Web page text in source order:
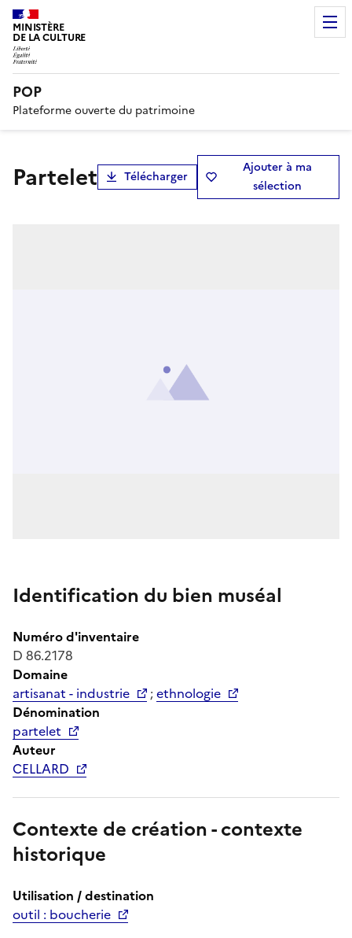
MINISTÈRE
DE LA CULTURE
POP
Plateforme ouverte du patrimoine
partelet Télécharger
Ajouter à ma
sélection
Identification du bien muséal
Numéro d'inventaire
D 86.2178
Domaine
artisanat - industrie
;ethnologie
Dénomination
partelet
Auteur
CELLARD
Contexte de création - contexte
historique
Utilisation / destination
outil : boucherie